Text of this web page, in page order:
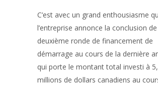
C’est avec un grand enthousiasme
l’entreprise annonce la conclusion
deuxième ronde de financement de
démarrage au cours de la dernière
qui porte le montant total investi à
millions de dollars canadiens au